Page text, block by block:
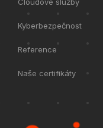
Kyberbezpečnost
Reference
Naše certifikáty